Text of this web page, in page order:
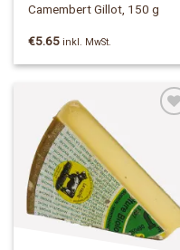
Camembert Gillot, 150 g
€5.65 inkl. MwSt.
Wishlist